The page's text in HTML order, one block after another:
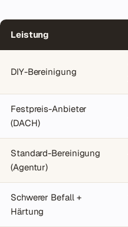
Leistung
DIY-Bereinigung
Festpreis-Anbieter
(DACH)
Standard-Bereinigung
(Agentur)
Schwerer Befall +
Härtung